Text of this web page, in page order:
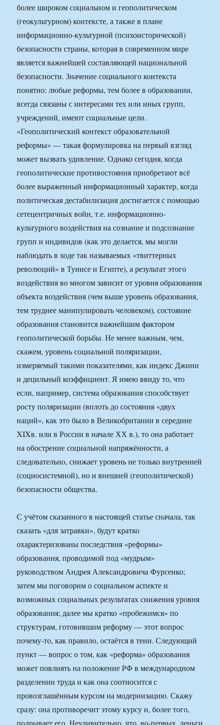
более широком социальном и геополитическом
(геокультурном) контексте, а также в плане
информационно-культурной (психоисторической)
безопасности страны, которая в современном мире
является важнейшей составляющей национальной
безопасности. Значение социального контекста
понятно: любые реформы, тем более в образовании,
всегда связаны с интересами тех или иных групп,
учреждений, имеют социальные цели.
«Геополитический контекст образовательной
реформы» — такая формулировка на первый взгляд
может вызвать удивление. Однако сегодня, когда
геополитические противостояния приобретают всё
более выраженный информационный характер, когда
политическая дестабилизация достигается с помощью
сетецентричных войн, т.е. информационно-
культурного воздействия на сознание и подсознание
групп и индивидов (как это делается, мы могли
наблюдать в ходе так называемых «твиттерных
революций» в Тунисе и Египте), а результат этого
воздействия во многом зависит от уровня образования
объекта воздействия (чем выше уровень образования,
тем труднее манипулировать человеком), состояние
образования становится важнейшим фактором
геополитической борьбы. Не менее важным, чем,
скажем, уровень социальной поляризации,
измеряемый такими показателями, как индекс Джини
и децильный коэффициент. Я имею ввиду то, что
если, например, система образования способствует
росту поляризации (вплоть до состояния «двух
наций», как это было в Великобритании в середине
XIXв. или в России в начале ХХ в.), то она работает
на обострение социальной напряжённости, а
следовательно, снижает уровень не только внутренней
(социосистемной), но и внешней (геополитической)
безопасности общества.
С учётом сказанного в настоящей статье сначала, так
сказать «для затравки», будут кратко
охарактеризованы последствия «реформы»
образования, проводимой под «мудрым»
руководством Андрея Александровича Фурсенко;
затем мы поговорим о социальном аспекте и
возможных социальных результатах снижения уровня
образования; далее мы кратко «пробежимся» по
структурам, готовившим реформу — этот вопрос
почему-то, как правило, остаётся в тени. Следующий
пункт — вопрос о том, как «реформа» образования
может повлиять на положение РФ в международном
разделении труда и как она соотносится с
провозглашённым курсом на модернизацию. Скажу
сразу: она противоречит этому курсу и, более того,